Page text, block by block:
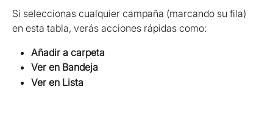
Si seleccionas cualquier campaña (marcando su fila)
en esta tabla, verás acciones rápidas como:
Añadir a carpeta
Ver en Bandeja
Ver en Lista